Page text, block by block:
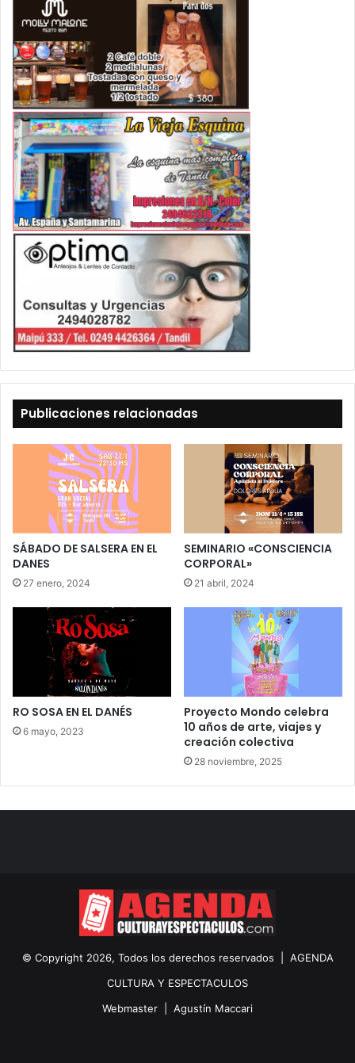
Publicaciones relacionadas
SÁBADO DE SALSERA EN EL
DANES
27 enero, 2024
SEMINARIO «CONSCIENCIA
CORPORAL»
21 abril, 2024
RO SOSA EN EL DANÉS
6 mayo, 2023
Proyecto Mondo celebra
10 años de arte, viajes y
creación colectiva
28 noviembre, 2025
© Copyright 2026, Todos los derechos reservados | AGENDA
CULTURA Y ESPECTACULOS
Webmaster | Agustín Maccari